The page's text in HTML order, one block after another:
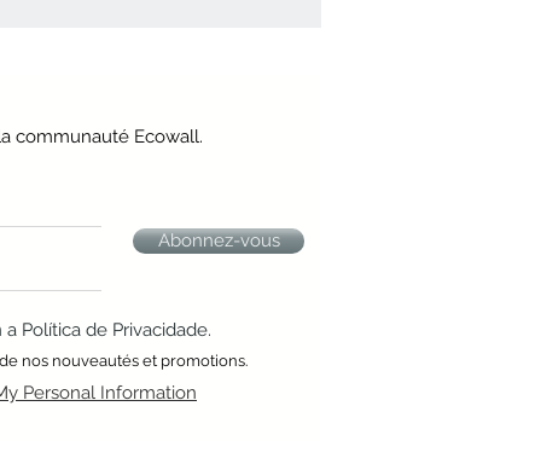
communauté Ecowall.
Abonnez-vous
Política de Privacidade.
nos nouveautés et promotions.
Personal Information